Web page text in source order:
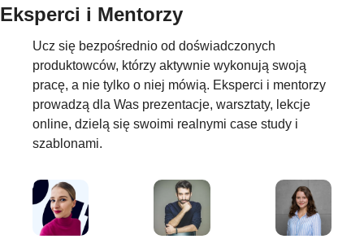
Eksperci i Mentorzy
Ucz się bezpośrednio od doświadczonych
produktowców, którzy aktywnie wykonują swoją
pracę, a nie tylko o niej mówią. Eksperci i mentorzy
prowadzą dla Was prezentacje, warsztaty, lekcje
online, dzielą się swoimi realnymi case study i
szablonami.